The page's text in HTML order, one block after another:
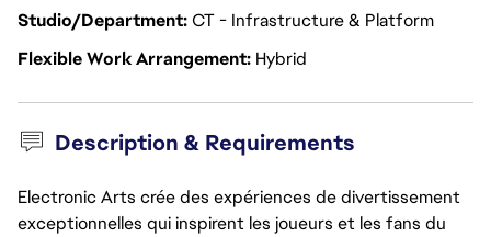
Studio/DepartmentCT - Infrastructure & Platform
Flexible Work Arrangement Hybrid
Description & Requirements
Electronic Arts crée des expériences de divertissement
exceptionnelles qui inspirent les joueurs et les fans du